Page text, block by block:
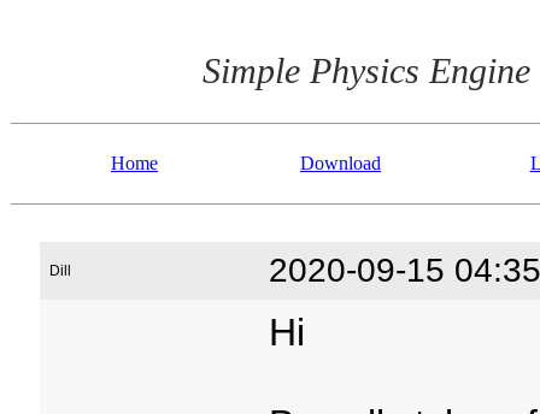
Simple Physics Engine
Home Download
Dill 2020-09-15
Hi